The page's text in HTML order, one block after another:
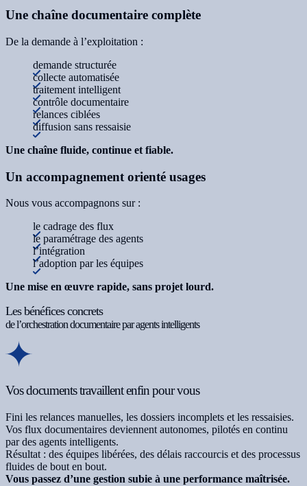
Une chaîne documentaire complète
De la demande à l’exploitation :
demande structurée
collecte automatisée
traitement intelligent
contrôle documentaire
relances ciblées
diffusion sans ressaisie
Une chaîne fluide, continue et fiable.
Un accompagnement orienté usages
Nous vous accompagnons sur :
le cadrage des flux
le paramétrage des agents
l’intégration
l’adoption par les équipes
Une mise en œuvre rapide, sans projet lourd.
Les bénéfices concrets
de l’orchestration documentaire par agents intelligents
Vos documents travaillent enfin pour vous
Fini les relances manuelles, les dossiers incomplets et les ressaisies.
Vos flux documentaires deviennent autonomes, pilotés en continu
par des agents intelligents.
Résultat : des équipes libérées, des délais raccourcis et des processus
fluides de bout en bout.
Vous passez d’une gestion subie à une performance maîtrisée.